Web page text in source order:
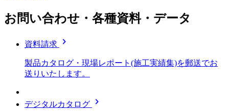
お問い合わせ・各種資料・データ
資料請求 chevron_right
製品カタログ・現場レポート(施工実績集)を郵送でお
送りいたします。
デジタルカタログ chevron_right